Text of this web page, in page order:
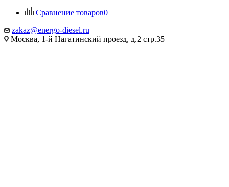
Сравнение товаров0
zakaz@energo-diesel.ru
Москва, 1-й Нагатинский проезд, д.2 стр.35